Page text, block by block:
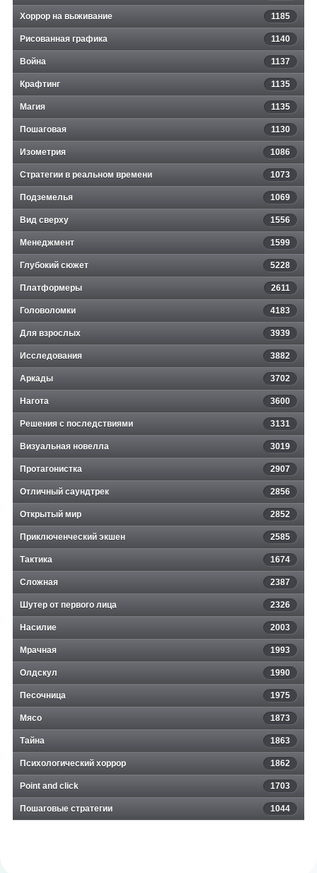
Хоррор на выживание 1185
Рисованная графика 1140
Война 1137
Крафтинг 1135
Магия 1135
Пошаговая 1130
Изометрия 1086
Стратегии в реальном времени 1073
Подземелья 1069
Вид сверху 1556
Менеджмент 1599
Глубокий сюжет 5228
Платформеры 2611
Головоломки 4183
Для взрослых 3939
Исследования 3882
Аркады 3702
Нагота 3600
Решения с последствиями 3131
Визуальная новелла 3019
Протагонистка 2907
Отличный саундтрек 2856
Открытый мир 2852
Приключенческий экшен 2585
Тактика 1674
Сложная 2387
Шутер от первого лица 2326
Насилие 2003
Мрачная 1993
Олдскул 1990
Песочница 1975
Мясо 1873
Тайна 1863
Психологический хоррор 1862
Point and click 1703
Пошаговые стратегии 1044